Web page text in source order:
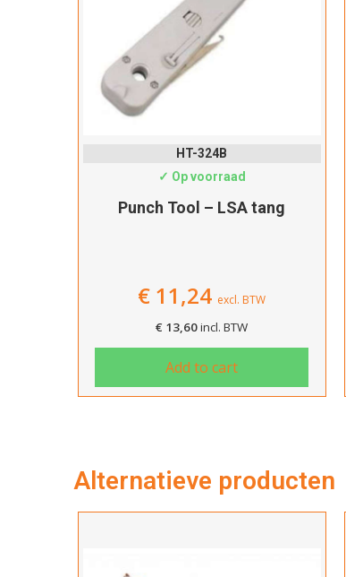
HT-324B
✓ Op voorraad
Punch Tool – LSA tang
€ 11,24 excl. BTW
€ 13,60incl. BTW
Add to cart
Alternatieve producten